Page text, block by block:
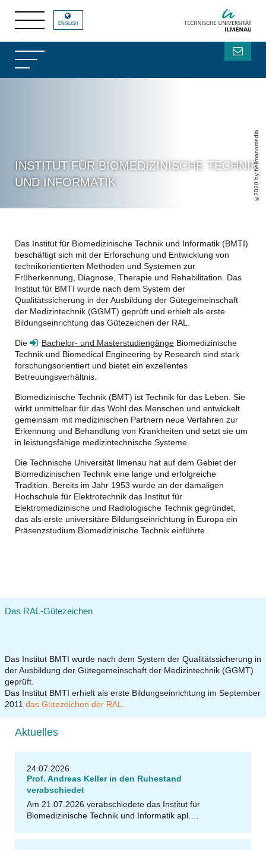
INSTITUT FÜR BIOMEDIZINISCHE TECHNIK
UND INFORMATIK
2020 by bellmannmedia
ENGLISH
Das Institut für Biomedizinische Technik und Informatik (BMTI)
beschäftigt sich mit der Erforschung und Entwicklung von
technikorientierten Methoden und Systemen zur
Früherkennung, Diagnose, Therapie und Rehabilitation. Das
Institut für BMTI wurde nach dem System der
Qualitätssicherung in der Ausbildung der Gütegemeinschaft
der Medizintechnik (GGMT) geprüft und erhielt als erste
Bildungseinrichtung das Gütezeichen der RAL.
Die Bachelor- und Masterstudiengänge Biomedizinische
Technik und Biomedical Engineering by Research sind stark
forschungsorientiert und bietet ein exzellentes
Betreuungsverhältnis.
Biomedizinische Technik (BMT) ist Technik für das Leben. Sie
wirkt unmittelbar für das Wohl des Menschen und entwickelt
gemeinsam mit medizinischen Partnern neue Verfahren zur
Erkennung und Behandlung von Krankheiten und setzt sie um
in leistungsfähige medizintechnische Systeme.
Die Technische Universität Ilmenau hat auf dem Gebiet der
Biomedizinischen Technik eine lange und erfolgreiche
Tradition. Bereits im Jahr 1953 wurde an der damaligen
Hochschule für Elektrotechnik das Institut für
Elektromedizinische und Radiologische Technik gegründet,
das als erste universitäre Bildungseinrichtung in Europa ein
Präsenzstudium Biomedizinische Technik einführte.
Das RAL-Gütezeichen
Das Institut BMTI wurde nach dem System der Qualitätssicherung in
der Ausbildung der Gütegemeinschaft der Medizintechnik (GGMT)
geprüft.
Das Institut BMTI erhielt als erste Bildungseinrichtung im September
2011 das Gütezeichen der RAL.
Aktuelles
24.07.2026
Prof. Andreas Keller in den Ruhestand
verabschiedet
Am 21.07.2026 verabschiedete das Institut für
Biomedizinische Technik und Informatik apl.…